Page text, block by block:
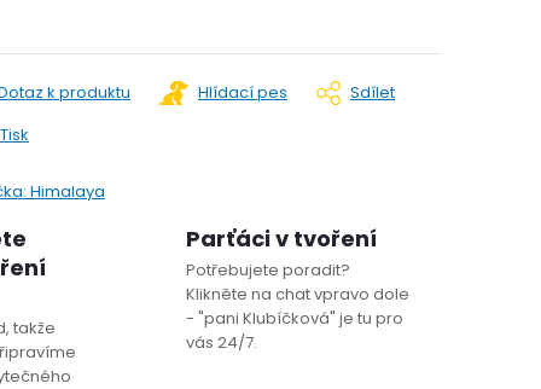
Tisk
k produktu Hlídací pes Sdílet
Himalaya
takže
Parťáci v tvoření
Potřebujete poradit?
Klikněte na chat vpravo dole
- "pani Klubíčková" je tu pro
vás 24/7.